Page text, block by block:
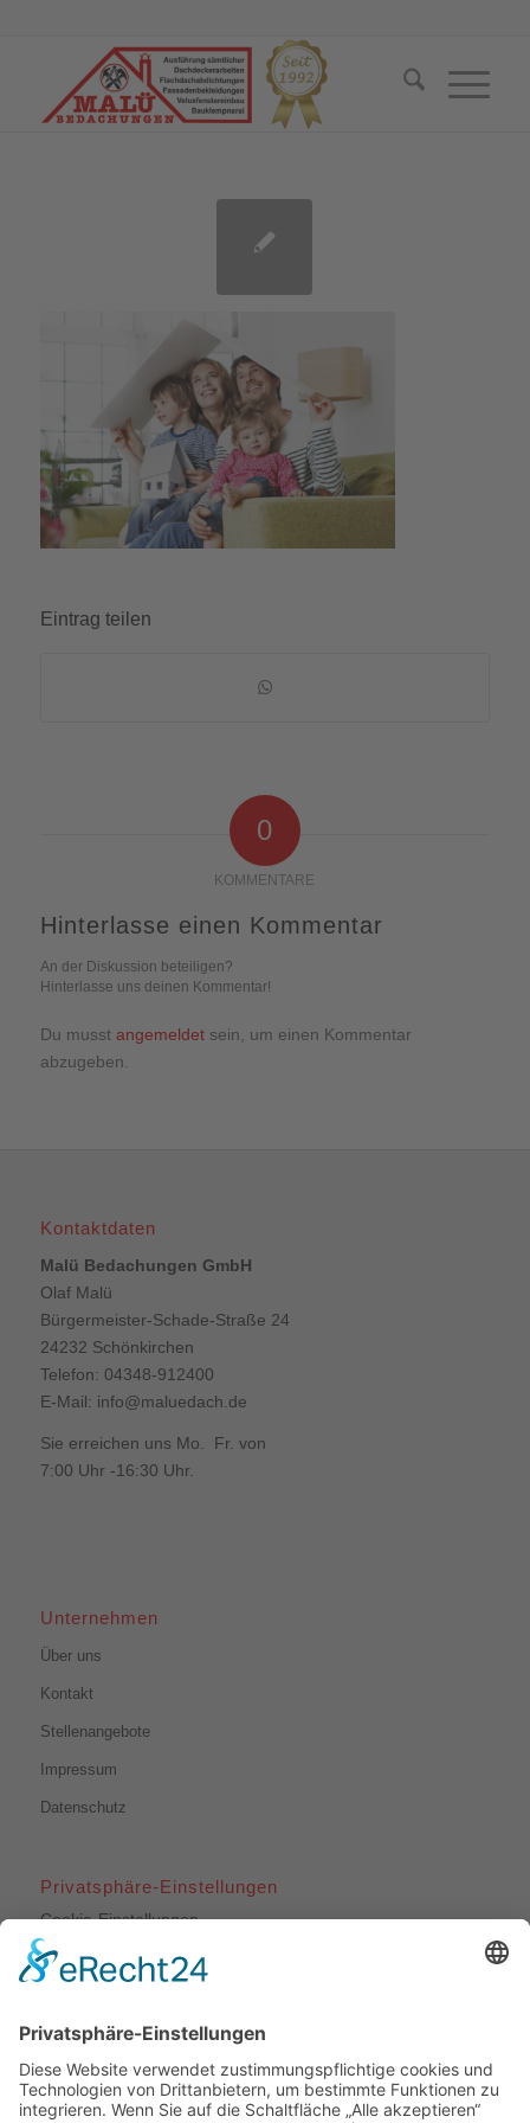
Eintrag teilen
0
KOMMENTARE
Hinterlasse einen Kommentar
An der Diskussion beteiligen?
Hinterlasse uns deinen Kommentar!
Du musst angemeldetsein, um einen Kommentar
abzugeben.
Kontaktdaten
Malü Bedachungen GmbH
Olaf Malü
Bürgermeister-Schade-Straße 24
24232 Schönkirchen
Telefon: 04348-912400
E-Mail: info@maluedach.de
Sie erreichen uns Mo. Fr. von
7:00 Uhr -16:30 Uhr.
Unternehmen
Über uns
Kontakt
Stellenangebote
Impressum
Datenschutz
Privatsphäre-Einstellungen
Cookie-Einstellungen
Dachdeckerarbeiten